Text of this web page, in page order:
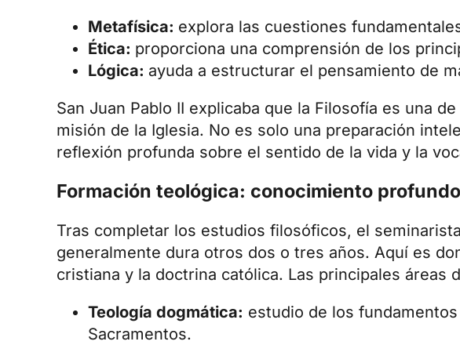
Metafísica: explora las cuestiones
Ética: proporciona una comprensión de los
Lógica: ayuda a estructurar el pensamiento de
San Juan Pablo II explicaba que la Filosofía es una
misión de la Iglesia. No es solo una preparación
reflexión profunda sobre el sentido de la vida y la
Formación teológica: conocimiento
Tras completar los estudios filosóficos, el
generalmente dura otros dos o tres años. Aquí es
cristiana y la doctrina católica. Las principales áreas
Teología dogmática: estudio de los
Sacramentos.